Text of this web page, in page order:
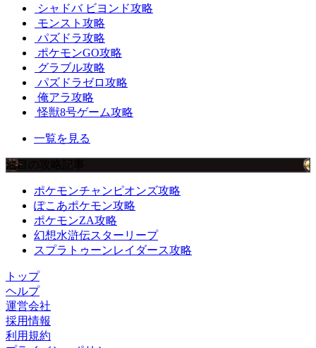
シャドバ ビヨンド攻略
モンスト攻略
パズドラ攻略
ポケモンGO攻略
グラブル攻略
パズドラゼロ攻略
俺アラ攻略
怪獣8号ゲーム攻略
一覧を見る
注目の攻略記事
ポケモンチャンピオンズ攻略
ぽこあポケモン攻略
ポケモンZA攻略
幻想水滸伝スターリープ
スプラトゥーンレイダース攻略
トップ
ヘルプ
運営会社
採用情報
利用規約